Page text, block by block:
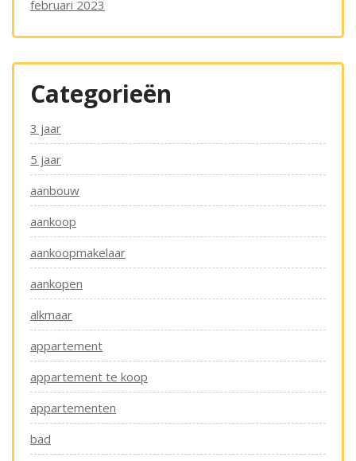
februari 2023
Categorieën
3 jaar
5 jaar
aanbouw
aankoop
aankoopmakelaar
aankopen
alkmaar
appartement
appartement te koop
appartementen
bad